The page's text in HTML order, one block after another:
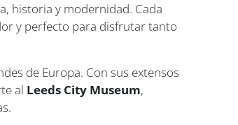
historia y modernidad. Cada
y perfecto para disfrutar tanto
de Europa. Con sus extensos
al Leeds City Museum,